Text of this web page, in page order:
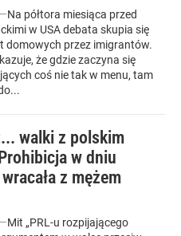
Na półtora miesiąca przed
w USA debata skupia się
domowych przez imigrantów.
że gdzie zaczyna się
coś nie tak w menu, tam
walki z polskim
w dniu
z mężem
Mit „PRL-u rozpijającego